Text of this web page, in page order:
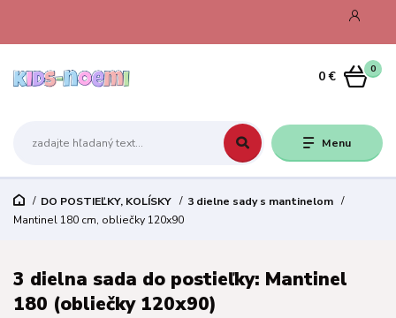
Menu
0
0 €
DO POSTIEĽKY, KOLÍSKY
3 dielne sady s mantinelom
Mantinel 180 cm, obliečky 120x90
3 dielna sada do postieľky: Mantinel
180 (obliečky 120x90)